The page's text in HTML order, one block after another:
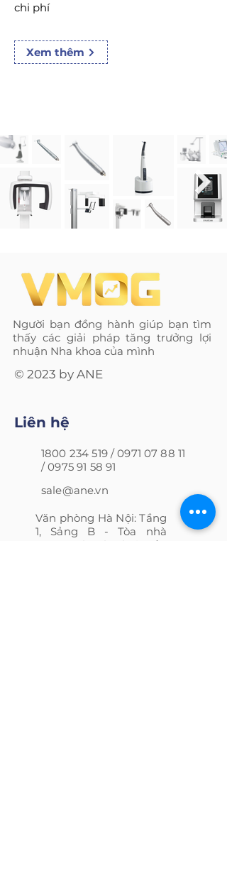
chi phí
Xem thêm
Người bạn đồng hành giúp bạn tìm
thấy các giải pháp tăng trưởng lợi
nhuận Nha khoa của mình
© 2023 by ANE
Liên hệ
1800 234 519/0971 07 88 11
/0975 91 58 91
sale@ane.vn
Văn phòng Hà Nội: Tầng
1, Sảng B - Tòa nhà
N09B1, Thành Thái, Cầu